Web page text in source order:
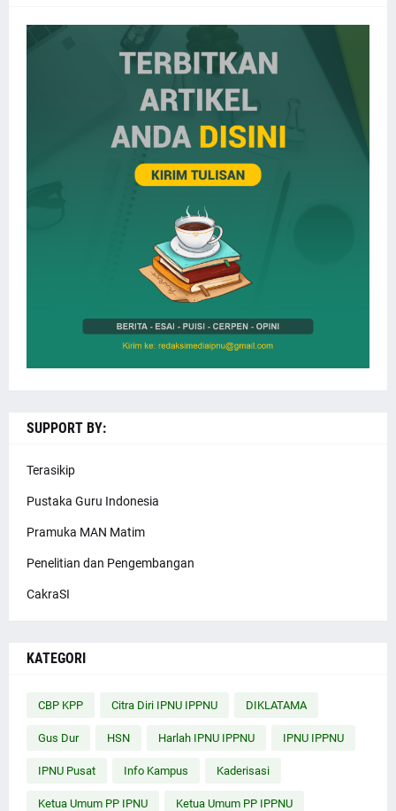
SUPPORT BY:
Terasikip
Pustaka Guru Indonesia
Pramuka MAN Matim
Penelitian dan Pengembangan
CakraSI
KATEGORI
CBP KPP Citra Diri IPNU IPPNU DIKLATAMA
Gus Dur HSN Harlah IPNU IPPNU IPNU IPPNU
IPNU Pusat Info Kampus Kaderisasi
Ketua Umum PP IPNU Ketua Umum PP IPPNU